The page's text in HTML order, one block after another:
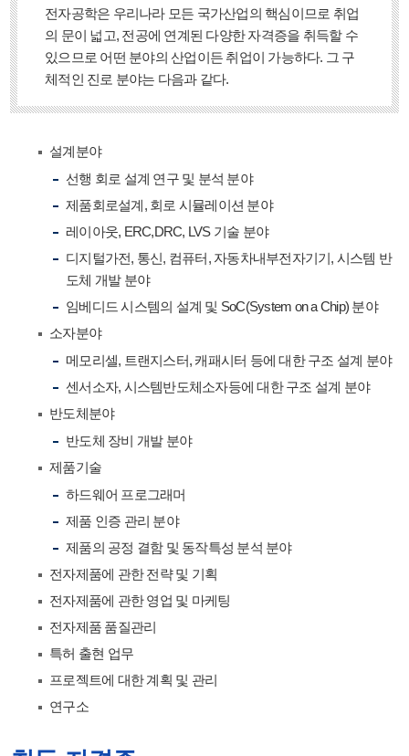
전자공학은 우리나라 모든 국가산업의 핵심이므로 취업
의 문이 넓고, 전공에 연계된 다양한 자격증을 취득할 수
있으므로 어떤 분야의 산업이든 취업이 가능하다. 그 구
체적인 진로 분야는 다음과 같다.
설계분야
선행 회로 설계 연구 및 분석 분야
제품회로설계, 회로 시뮬레이션 분야
레이아웃, ERC,DRC, LVS 기술 분야
디지털가전, 통신, 컴퓨터, 자동차내부전자기기, 시스템 반
도체 개발 분야
임베디드 시스템의 설계 및 SoC(System on a Chip) 분야
소자분야
메모리셀, 트랜지스터, 캐패시터 등에 대한 구조 설계 분야
센서소자, 시스템반도체소자등에 대한 구조 설계 분야
반도체분야
반도체 장비 개발 분야
제품기술
하드웨어 프로그래머
제품 인증 관리 분야
제품의 공정 결함 및 동작특성 분석 분야
전자제품에 관한 전략 및 기획
전자제품에 관한 영업 및 마케팅
전자제품 품질관리
특허 출현 업무
프로젝트에 대한 계획 및 관리
연구소